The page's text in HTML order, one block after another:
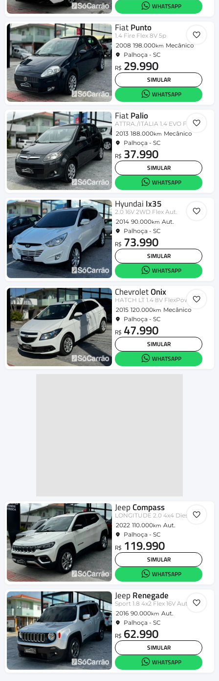
WHATSAPP
FiatPunto
1.4 Fire Flex 8V 5p
2008 198.000km Mecânico
Palhoça - SC
R$ 29.990
SIMULAR
WHATSAPP
FiatPalio
ATTRA./ITÁLIA 1.4 EVO F.Flex 8V 5p
2013 188.000km Mecânico
Palhoça - SC
R$ 37.990
SIMULAR
WHATSAPP
Hyundai Ix35
2.0 16V 2WD Flex Aut.
2014 90.000km Aut.
Palhoça - SC
R$ 73.990
SIMULAR
WHATSAPP
ChevroletOnix
HATCH LT 1.4 8V FlexPower 5p Mec.
2015 120.000km Mecânico
Palhoça - SC
R$ 47.990
SIMULAR
WHATSAPP
Jeep Compass
LONGITUDE 2.0 4x4 Dies. 16V Aut.
2022 110.000km Aut.
Palhoça - SC
R$ 119.990
SIMULAR
WHATSAPP
Jeep Renegade
Sport 1.8 4x2 Flex 16V Aut.
2016 90.000km Aut.
Palhoça - SC
R$ 62.990
SIMULAR
WHATSAPP